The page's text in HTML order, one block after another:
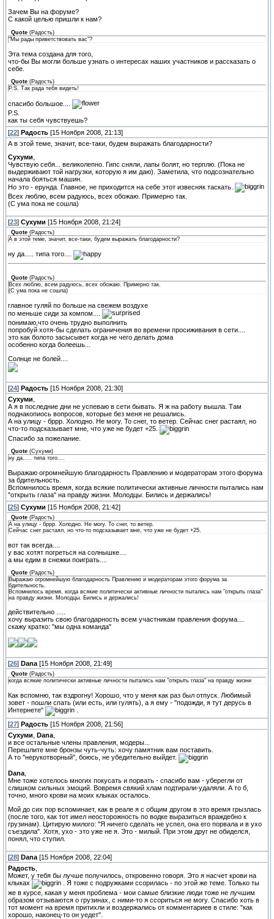
Зачем Вы на форуме?
С какой целью пришли к нам?
Quote (Радость)
"Мы рады приветствовать вас"?
Эта тема создана для того,
что-бы Вы могли больше узнать о интересах наших участников и рассказать о
себе.
Quote (Радость)
P.S. Так рада тебя видеть!
спасибо большое....
P.S.
как ты себя чувствуешь?
[22] Радость [15 Ноября 2008, 21:13]
А в этой теме, значит, все-таки, будем выражать благодарности?
Сухуми
Чувствую себя... великолепно. Гипс сняли, лапы болят, но терплю. (Пока не
выдерживают той нагрузки, которую я им даю). Заметила, что подсознательно
начала бояться машин.
Но это - ерунда. Главное, не приходится на себе этот извесняк таскать.
Всех люблю, всем радуюсь, всех обожаю. Примерно так.
(С ума пока не сошла)
[23] Сухуми [15 Ноября 2008, 21:24]
Quote (Радость)
А в этой теме, значит, все-таки, будем выражать благодарности?
ну да..... типа того....
Quote (Радость)
Всех люблю, всем радуюсь, всех обожаю. Примерно так.
(С ума пока не сошла)
главное гуляй по больше на свежем воздухе
по меньше сиди за компом....
понимаю,что очень трудно выполнить
попробуй хотя-бы сделать ограничения во времени просиживания в сети....
это как болото засысывет когда не чего делать дома
особенно когда болеешь...
Солнце не болей....
[24] Радость [15 Ноября 2008, 21:30]
Сухуми
А я в последние дни не успеваю в сети бывать. Я ж на работу вышла. Там
поднакопиось вопросов, которые без меня не решались.
А на улицу - бррр. Холодно. Не могу. То снег, то ветер. Сейчас снег растаял, но
что-то подсказывает мне, что уже не будет +25.
Спасибо за пожелание.
Quote (Сухуми)
ну да..... типа того....
Выражаю огромнейшую благодарность Правлению и модераторам этого форума
за бдительность.
Вспомнилось время, когда всякие политически активные личности пытались нам
"открыть глаза" на правду жизни. Молодцы. Бились и держались!
[25] Сухуми [15 Ноября 2008, 21:42]
Quote (Радость)
А на улицу - бррр. Холодно. Не могу. То снег, то ветер.
Сейчас снег растаял, но что-то подсказывает мне, что уже не будет +25.
вот так всегда....
у вас хотят погреться на солнышке....
а мы едим в снежки поиграть....
Quote (Радость)
Выражаю огромнейшую благодарность Правлению и модераторам этого форума за
бдительность.
Вспомнилось время, когда всякие политически активные личности пытались нам "открыть глаза"
на правду жизни. Молодцы. Бились и держались!
действительно .....
хочу выразить свою благодарность всем участникам правления форума....
скажу кратко: "мы одна команда"
[26] Dana [15 Ноября 2008, 21:49]
Quote (Радость)
когда всякие политически активные личности пытались нам "открыть глаза" на правду жизни
Как вспомню, так вздрогну! Хорошо, что у меня как раз был отпуск. Любимый
зовет - пошли спать (или есть, или гулять), а я ему - "подожди, я тут дерусь в
Интернете"
[27] Радость [15 Ноября 2008, 21:56]
Сухуми Dana
и все остальные члены правления, модеры...
Перешлите мне бронзы чуть-чуть: хочу памятник вам поставить.
А то "нерукотворный", боюсь, не убедительно выйдет.
Dana
Мне тоже хотелось многих покусать и порвать - спасибо вам - уберегли от
слишком сильных эмоций. Вовремя свякий хлам подтирали-удаляли. А то б,
точно, много крови на моих клыках осталось.
Мой до сих пор вспоминает, как в реале я с общим другом в это время грызлась
(после того, как тот имел неосторожность по водке выразиться враждебно к
грузинам). Цитирую милого: "Я ничего сделать не успел, она его порвала и в ухо
съездила". Хотя, ухо - это уже не я. Это - милый. При этом друг не обиделся,
понял, что ступил.
[28] Dana [15 Ноября 2008, 22:04]
Радость
Может, у тебя бы лучше получилось, откровенно говоря. Это я насчет крови на
клыках
. Я тоже с подружками ссорилась - по этой же теме. Только ты
же в курсе, какая у меня проблема - мои самые близкие люди тоже не лучшим
образом отзываются о грузинах, с ними-то я ссориться не могу. Спасибо хоть в
тот момент на время притихли и воздержались от комментариев в стиле: "как
хорошо, наконец-то он уедет".